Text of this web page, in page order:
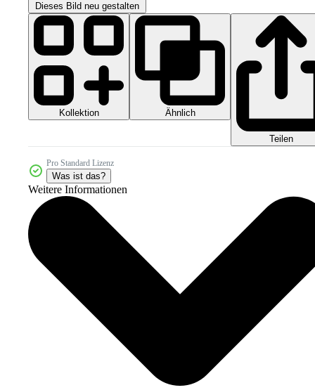
Dieses Bild neu gestalten
Kollektion Ähnlich
Teilen
Pro Standard Lizenz
Was ist das?
Weitere Informationen